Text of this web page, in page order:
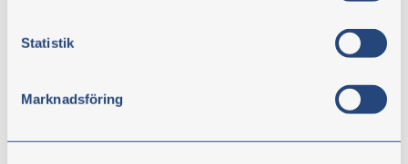
Statistik
Marknadsföring
Abrahamsson vid ratten.